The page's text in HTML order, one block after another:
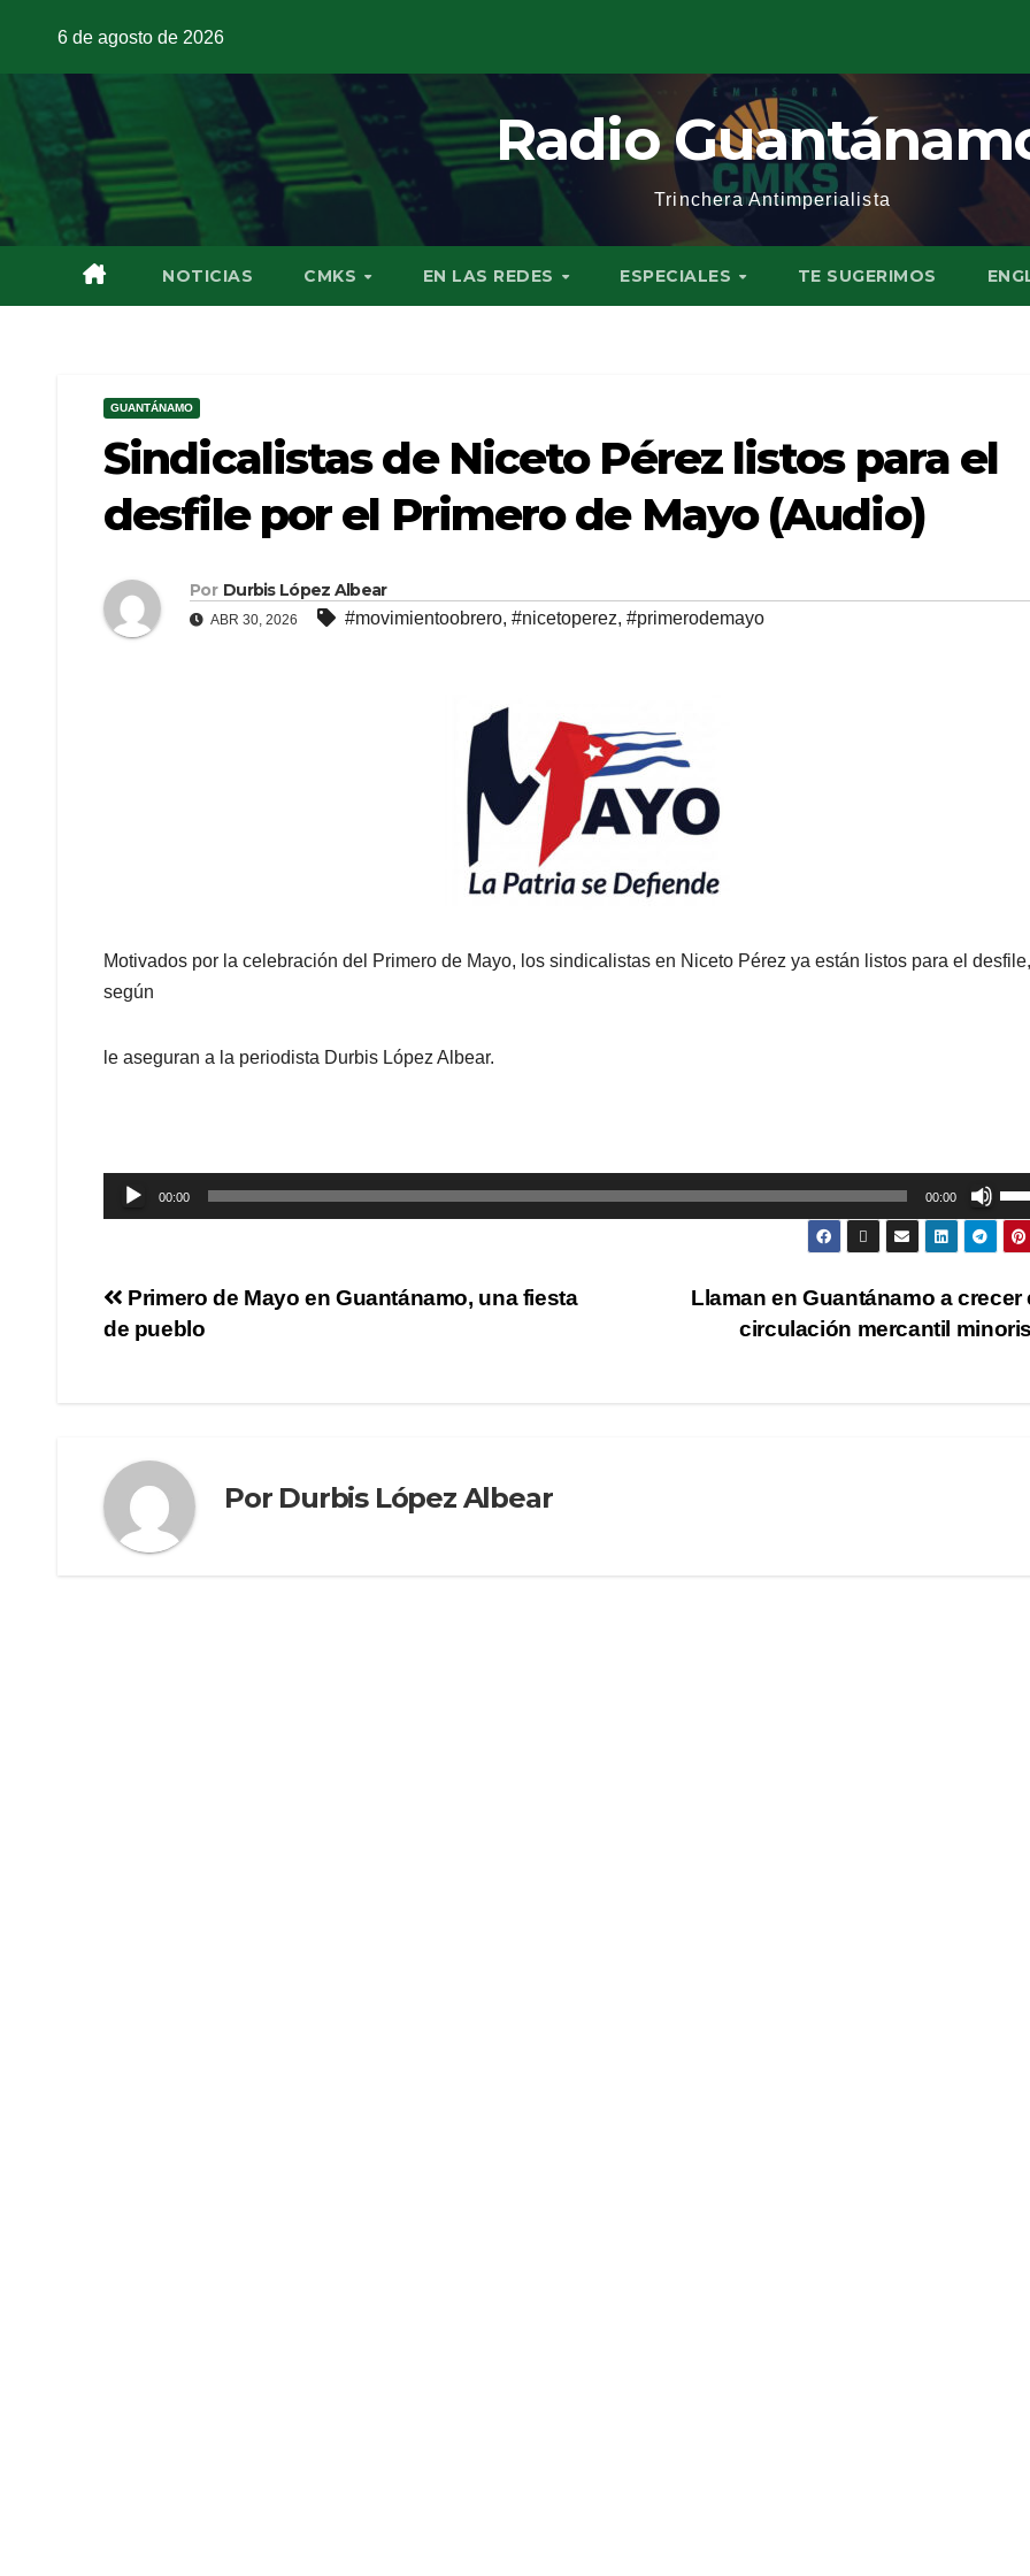
6 de agosto de 2026
Radio
Trinchera Antimperialista
NOTICIAS CMKS EN LAS REDES ESPECIALES TE SUGERIMOS
GUANTÁNAMO
Sindicalistas de Niceto Pérez listos para el
desfile por el Primero de Mayo (Audio)
Por Durbis López Albear
ABR 30, 2026 #movimientoobrero, #nicetoperez, #primerodemayo
Motivados por la celebración del Primero de Mayo, los sindicalistas en Niceto Pérez ya están listos para el desfile,
según
le aseguran a la periodista Durbis López Albear.
Reproductor
de
00:00 00:00
las
Llaman en Guantánamo a crecer
circulación mercantil
Primero de Mayo en Guantánamo, una fiesta
de pueblo
Por Durbis López Albear